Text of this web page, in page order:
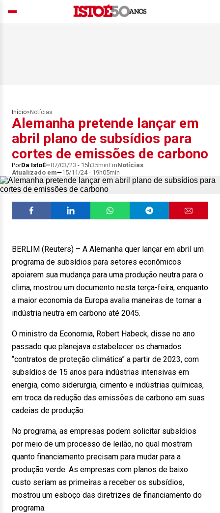
Início> Notícias
Alemanha pretende lançar em
abril plano de subsídios para
cortes de emissões de carbono
PorDa IstoÉ 07/03/23 - 15h35minEmNotícias
Atualizado em
15/11/24 - 19h05min
BERLIM (Reuters) – A Alemanha quer lançar em abril um
programa de subsídios para setores econômicos
apoiarem sua mudança para uma produção neutra para o
clima, mostrou um documento nesta terça-feira, enquanto
a maior economia da Europa avalia maneiras de tornar a
indústria neutra em carbono até 2045.
O ministro da Economia, Robert Habeck, disse no ano
passado que planejava estabelecer os chamados
“contratos de proteção climática” a partir de 2023, com
subsídios de 15 anos para indústrias intensivas em
energia, como siderurgia, cimento e indústrias químicas,
em troca da redução das emissões de carbono em suas
cadeias de produção.
No programa, as empresas podem solicitar subsídios
por meio de um processo de leilão, no qual mostram
quanto financiamento precisam para mudar para a
produção verde. As empresas com planos de baixo
custo seriam as primeiras a receber os subsídios,
mostrou um esboço das diretrizes de financiamento do
programa.